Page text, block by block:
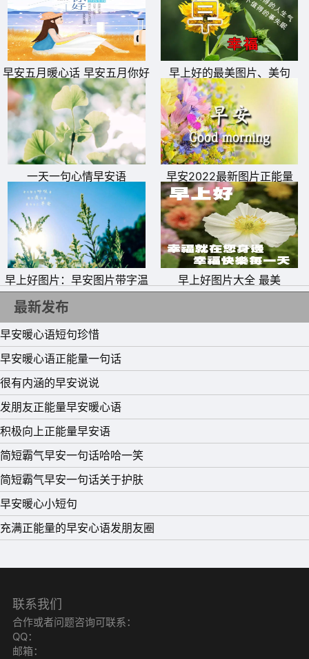
福又温馨!早安!
8、你笑，全世界都跟着你笑;你哭，全世界只有你一人哭。
不是环境决定心情，而是心情决定着环境，学会乐观，愿你
笑容永远灿烂!早安!
9、睁开迷人的双眼，看白云片片;舒展美丽的笑脸，听流水
潺潺;拥抱快乐的今天，盼好运连连;朋友，早安!愿你心情无
比灿烂，生活舒心无忧烦!
10、不知道是谁敲开了你的心房，不知道是谁进入了你的梦
乡，不知道是谁大早晨的发来短信，让你忙活让你渴望，我
吗?是我吗?真的是我吗?哈哈，早安。
早安五月暖心话 早安五月你好
文字图片
早上好的最美图片、美句
一天一句心情早安语 早安2022最新图片正能量
早上好图片：早安图片带字温
馨图片
早上好图片大全 最美
最新发布
早安暖心语短句珍惜
早安暖心语正能量一句话
很有内涵的早安说说
发朋友正能量早安暖心语
积极向上正能量早安语
简短霸气早安一句话哈哈一笑
简短霸气早安一句话关于护肤
早安暖心小短句
充满正能量的早安心语发朋友圈
联系我们
合作或者问题咨询可联系：
QQ：
邮箱：